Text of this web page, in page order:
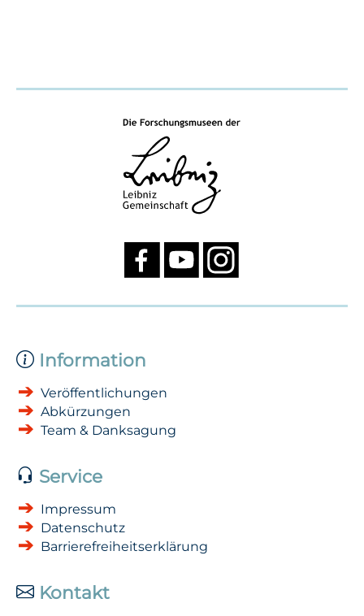
Information
Veröffentlichungen
Abkürzungen
Team & Danksagung
Service
Impressum
Datenschutz
Barrierefreiheitserklärung
Kontakt